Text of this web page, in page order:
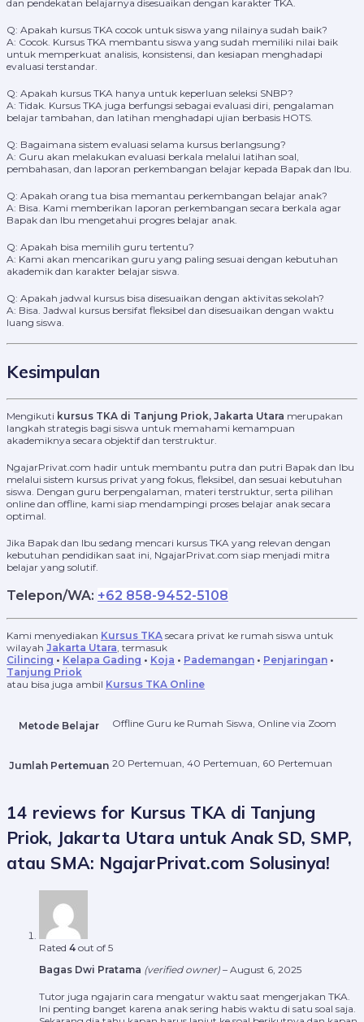
dan pendekatan belajarnya disesuaikan dengan karakter TKA.
Q: Apakah kursus TKA cocok untuk siswa yang nilainya sudah baik?
A: Cocok. Kursus TKA membantu siswa yang sudah memiliki nilai baik
untuk memperkuat analisis, konsistensi, dan kesiapan menghadapi
evaluasi terstandar.
Q: Apakah kursus TKA hanya untuk keperluan seleksi SNBP?
A: Tidak. Kursus TKA juga berfungsi sebagai evaluasi diri, pengalaman
belajar tambahan, dan latihan menghadapi ujian berbasis HOTS.
Q: Bagaimana sistem evaluasi selama kursus berlangsung?
A: Guru akan melakukan evaluasi berkala melalui latihan soal,
pembahasan, dan laporan perkembangan belajar kepada Bapak dan Ibu.
Q: Apakah orang tua bisa memantau perkembangan belajar anak?
A: Bisa. Kami memberikan laporan perkembangan secara berkala agar
Bapak dan Ibu mengetahui progres belajar anak.
Q: Apakah bisa memilih guru tertentu?
A: Kami akan mencarikan guru yang paling sesuai dengan kebutuhan
akademik dan karakter belajar siswa.
Q: Apakah jadwal kursus bisa disesuaikan dengan aktivitas sekolah?
A: Bisa. Jadwal kursus bersifat fleksibel dan disesuaikan dengan waktu
luang siswa.
Kesimpulan
Mengikuti kursus TKA di Tanjung Priok, Jakarta Utara merupakan
langkah strategis bagi siswa untuk memahami kemampuan
akademiknya secara objektif dan terstruktur.
NgajarPrivat.com hadir untuk membantu putra dan putri Bapak dan Ibu
melalui sistem kursus privat yang fokus, fleksibel, dan sesuai kebutuhan
siswa. Dengan guru berpengalaman, materi terstruktur, serta pilihan
online dan offline, kami siap mendampingi proses belajar anak secara
optimal.
Jika Bapak dan Ibu sedang mencari kursus TKA yang relevan dengan
kebutuhan pendidikan saat ini, NgajarPrivat.com siap menjadi mitra
belajar yang solutif.
Telepon/WA: +62 858-9452-5108
Kami menyediakan Kursus TKA secara privat ke rumah siswa untuk
wilayah Jakarta Utara, termasuk
Cilincing • Kelapa Gading • Koja • Pademangan • Penjaringan •
Tanjung Priok
atau bisa juga ambil Kursus TKA Online
Metode Belajar Offline Guru ke Rumah Siswa, Online via Zoom
Jumlah Pertemuan 20 Pertemuan, 40 Pertemuan, 60 Pertemuan
14 reviews for Kursus TKA di Tanjung
Priok, Jakarta Utara untuk Anak SD, SMP,
atau SMA: NgajarPrivat.com Solusinya!
Rated 4 out of 5
Bagas Dwi Pratama (verified owner) – August 6, 2025
Tutor juga ngajarin cara mengatur waktu saat mengerjakan TKA.
Ini penting banget karena anak sering habis waktu di satu soal saja.